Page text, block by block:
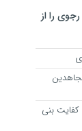
را از
بنی